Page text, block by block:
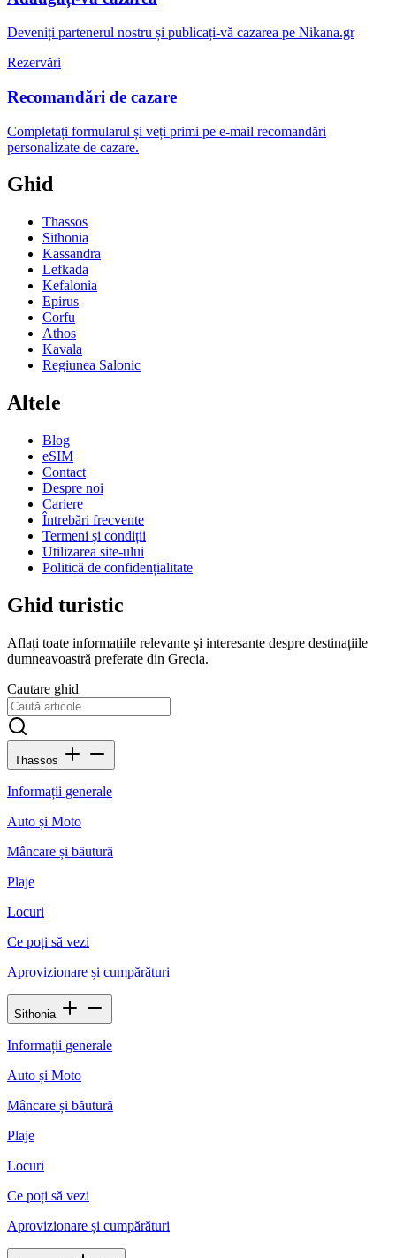
Deveniți partenerul nostru și publicați-vă cazarea pe Nikana.gr
Rezervări
Recomandări de cazare
Completați formularul și veți primi pe e-mail recomandări
personalizate de cazare.
Ghid
Thassos
Sithonia
Kassandra
Lefkada
Kefalonia
Epirus
Corfu
Athos
Kavala
Regiunea Salonic
Altele
Blog
eSIM
Contact
Despre noi
Cariere
Întrebări frecvente
Termeni și condiții
Utilizarea site-ului
Politică de confidențialitate
Ghid turistic
Aflați toate informațiile relevante și interesante despre destinațiile
dumneavoastră preferate din Grecia.
Cautare ghid
Thassos
Informații generale
Auto și Moto
Mâncare și băutură
Plaje
Locuri
Ce poți să vezi
Aprovizionare și cumpărături
Sithonia
Informații generale
Auto și Moto
Mâncare și băutură
Plaje
Locuri
Ce poți să vezi
Aprovizionare și cumpărături